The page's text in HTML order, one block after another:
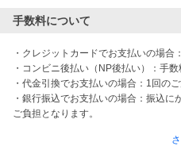
手数料について
・クレジットカードでお支払いの場合
・コンビニ後払い（NP後払い）：手
・代金引換でお支払いの場合：1回の
・銀行振込でお支払いの場合：振込
ご負担となります。